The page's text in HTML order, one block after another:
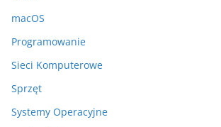
macOS
Programowanie
Sieci Komputerowe
Sprzęt
Systemy Operacyjne